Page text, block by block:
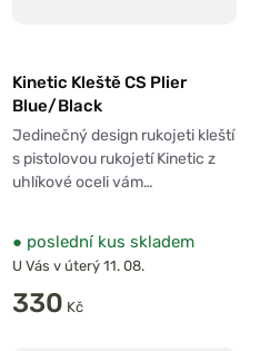
Kinetic Kleště CS Plier
Blue/Black
Jedinečný design rukojeti kleští
s pistolovou rukojetí Kinetic z
uhlíkové oceli vám…
● poslední kus skladem
U Vás v úterý 11. 08.
330 Kč